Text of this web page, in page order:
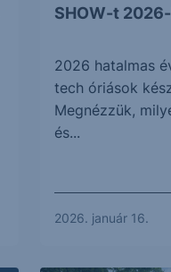
SHOW-t
2026 hatalmas
tech óriások
Megnézzük,
és...
2026. január 16.